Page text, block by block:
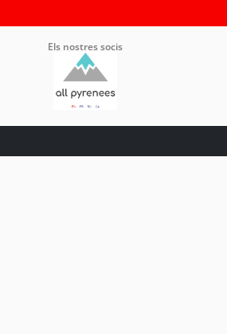
Els nostres socis